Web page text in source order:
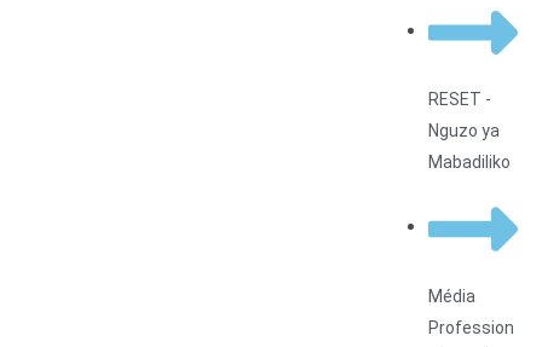
RESET -
Nguzo ya
Mabadiliko
Média
Profession